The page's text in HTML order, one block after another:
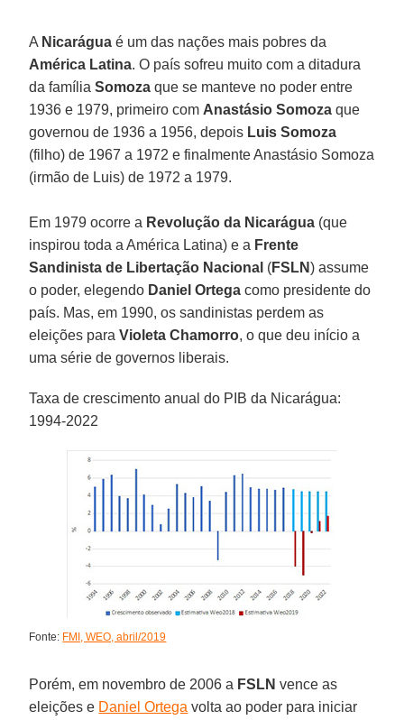
A Nicarágua é um das nações mais pobres da
América Latina. O país sofreu muito com a ditadura
da famíliaSomoza que se manteve no poder entre
1936 e 1979, primeiro com Anastásio Somoza que
governou de 1936 a 1956, depois Luis Somoza
(filho) de 1967 a 1972 e finalmente Anastásio Somoza
(irmão de Luis) de 1972 a 1979.
Em 1979 ocorre a Revolução da Nicarágua (que
inspirou toda a América Latina) e a Frente
Sandinista de Libertação Nacional (FSLN) assume
o poder, elegendo Daniel Ortega como presidente do
país. Mas, em 1990, os sandinistas perdem as
eleições paraVioleta Chamorro, o que deu início a
uma série de governos liberais.
Taxa de crescimento anual do PIB da Nicarágua:
1994-2022
Fonte: FMI, WEO, abril/2019
Porém, em novembro de 2006 a FSLN vence as
eleições e Daniel Ortega volta ao poder para iniciar